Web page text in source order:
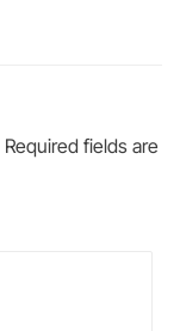
Required fields are